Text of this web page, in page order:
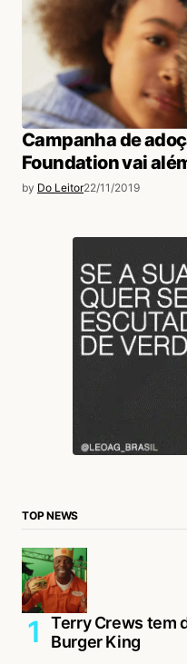
Campanha de
Foundation vai
by Do Leitor22/11/2019
TOP NEWS
Terry Crews tem
Burger King